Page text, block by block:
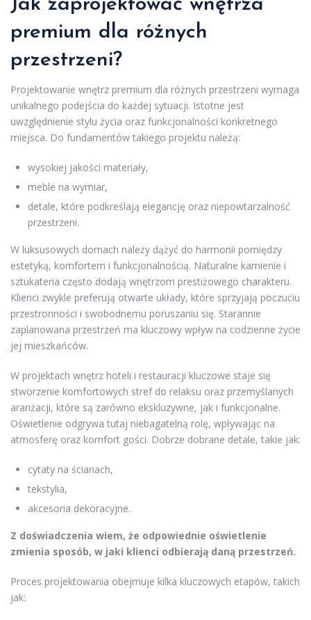
Jak zaprojektować wnętrza
premium dla różnych
przestrzeni?
Projektowanie wnętrz premium dla różnych przestrzeni wymaga
unikalnego podejścia do każdej sytuacji. Istotne jest
uwzględnienie stylu życia oraz funkcjonalności konkretnego
miejsca. Do fundamentów takiego projektu należą:
wysokiej jakości materiały,
meble na wymiar,
detale, które podkreślają elegancję oraz niepowtarzalność
przestrzeni.
W luksusowych domach należy dążyć do harmonii pomiędzy
estetyką, komfortem i funkcjonalnością. Naturalne kamienie i
sztukateria często dodają wnętrzom prestiżowego charakteru.
Klienci zwykle preferują otwarte układy, które sprzyjają poczuciu
przestronności i swobodnemu poruszaniu się. Starannie
zaplanowana przestrzeń ma kluczowy wpływ na codzienne życie
jej mieszkańców.
W projektach wnętrz hoteli i restauracji kluczowe staje się
stworzenie komfortowych stref do relaksu oraz przemyślanych
aranżacji, które są zarówno ekskluzywne, jak i funkcjonalne.
Oświetlenie odgrywa tutaj niebagatelną rolę, wpływając na
atmosferę oraz komfort gości. Dobrze dobrane detale, takie jak:
cytaty na ścianach,
tekstylia,
akcesoria dekoracyjne.
Z doświadczenia wiem, że odpowiednie oświetlenie
zmienia sposób, w jaki klienci odbierają daną przestrzeń.
Proces projektowania obejmuje kilka kluczowych etapów, takich
jak: